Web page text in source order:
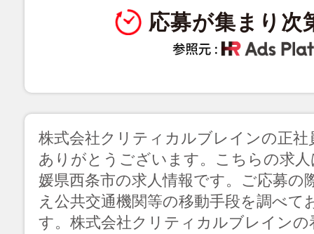
応募が集まり次
株式会社クリティカルブレインの正
ありがとうございます。こちらの求
媛県西条市の求人情報です。ご応募の
え公共交通機関等の移動手段を調べ
す。株式会社クリティカルブレインの